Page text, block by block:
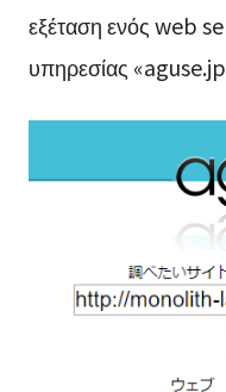
εξέταση ενός web
υπηρεσίας